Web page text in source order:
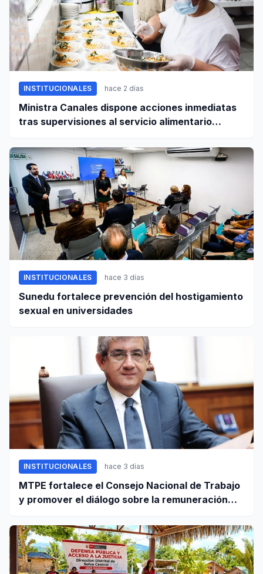
INSTITUCIONALES hace 2 días
Ministra Canales dispone acciones inmediatas
tras supervisiones al servicio alimentario
INSTITUCIONALES hace 3 días
Sunedu fortalece prevención del hostigamiento
sexual en universidades
INSTITUCIONALES hace 3 días
MTPE fortalece el Consejo Nacional de Trabajo
y promover el diálogo sobre la remuneración